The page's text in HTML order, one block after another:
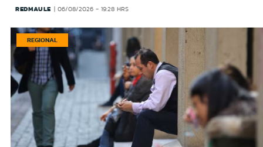
REDMAULE 06/08/2026 - 19:28 HRS
REGIONAL